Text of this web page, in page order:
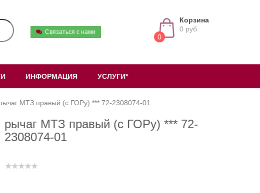
Связаться с нами
0
Корзина
0 руб.
ИНФОРМАЦИЯ УСЛУГИ*
МТЗ правый (с ГОРу) *** 72-2308074-01
рычаг МТЗ правый (с ГОРу) *** 72-
2308074-01